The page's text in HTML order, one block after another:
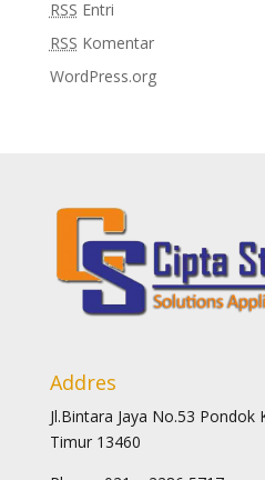
RSS Entri
RSS Komentar
WordPress.org
Addres
Jl.Bintara Jaya No.53 Pondok
Timur 13460